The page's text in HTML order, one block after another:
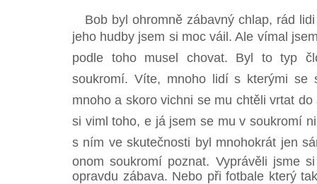
Bob byl ohromně zábavný chlap, rád
jeho hudby jsem si moc váil. Ale vímal
podle toho musel chovat. Byl to typ
soukromí. Víte, mnoho lidí s kterými se
mnoho a skoro vichni se mu chtěli vrtat
si viml toho, e já jsem se mu v soukromí
s ním ve skutečnosti byl mnohokrát jen
onom soukromí poznat. Vyprávěli jsme
opravdu zábava. Nebo při fotbale který